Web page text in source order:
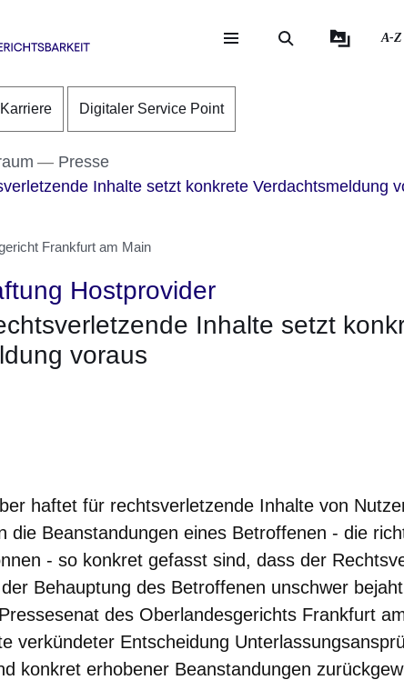
der Seite
der Seite
A-Z
Karriere Digitaler Service Point
Presse
Inhalte setzt konkrete Verdachtsmeldung
Frankfurt am Main
Hostprovider
Inhalte setzt
voraus
haftet für rechtsverletzende Inhalte von
die Beanstandungen eines Betroffenen - die
- so konkret gefasst sind, dass der
Behauptung des Betroffenen unschwer bejaht
des Oberlandesgerichts Frankfurt
verkündeter Entscheidung
konkret erhobener Beanstandungen